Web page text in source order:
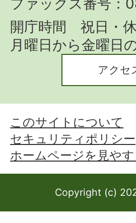
ファックス番号
開庁時間 祝日・
月曜日から金曜日
アクセ
このサイトについて
セキュリティポリシー
ホームページを見や
Copyright (c)